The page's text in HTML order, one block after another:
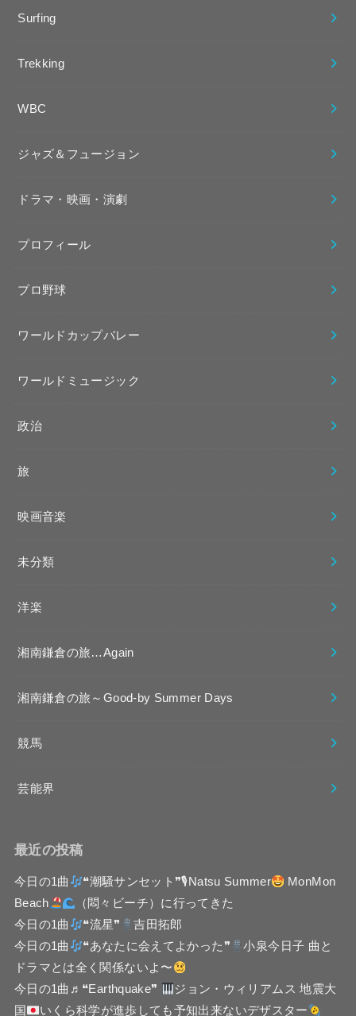
Surfing
Trekking
WBC
ジャズ＆フュージョン
ドラマ・映画・演劇
プロフィール
プロ野球
ワールドカップバレー
ワールドミュージック
政治
旅
映画音楽
未分類
洋楽
湘南鎌倉の旅…Again
湘南鎌倉の旅～Good-by Summer Days
競馬
芸能界
最近の投稿
今日の1曲 ❝潮騒サンセット❞🎙Natsu Summer
MonMon
Beach
（悶々ビーチ）に行ってきた
今日の1曲
❝流星❞
吉田拓郎
今日の1曲
❝あなたに会えてよかった❞
小泉今日子 曲と
ドラマとは全く関係ないよ〜
今日の1曲♬❝Earthquake❞
ジョン・ウィリアムス 地震大
国
いくら科学が進歩しても予知出来ないデザスター